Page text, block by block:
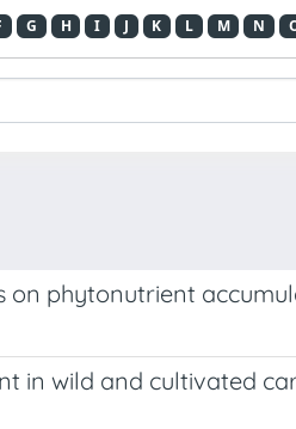
G H I J K L M N
on phytonutrient
in wild and cultivated